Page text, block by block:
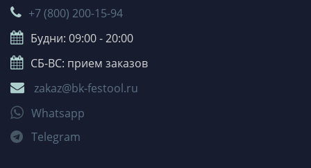
+7 (800) 200-15-94
Будни: 09:00 - 20:00
СБ-ВС: прием заказов
zakaz@bk-festool.ru
Whatsapp
Telegram